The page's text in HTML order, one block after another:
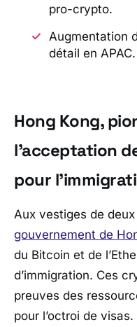
pro-crypto.
Augmentation
détail en APAC.
Hong Kong,
l’acceptation
pour
Aux vestiges de
gouvernement de
du Bitcoin et de
d’immigration. Ces
preuves des
pour l’octroi de visas.